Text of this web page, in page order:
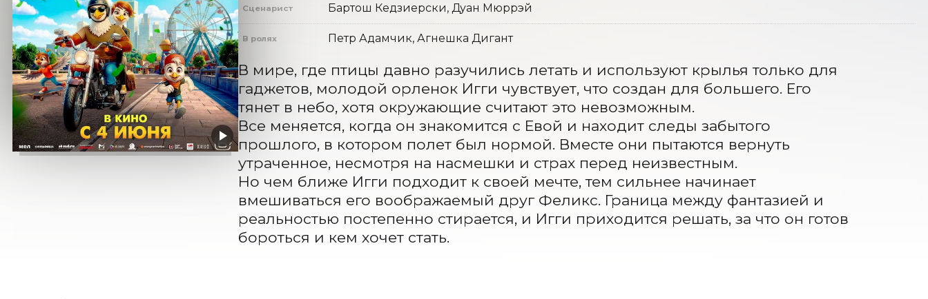
Сценарист Бартош Кедзиерски, Дуан Мюррэй
В ролях Петр Адамчик, Агнешка Дигант
В мире, где птицы давно разучились летать и используют крылья только для
гаджетов, молодой орленок Игги чувствует, что создан для большего. Его
тянет в небо, хотя окружающие считают это невозможным.
Все меняется, когда он знакомится с Евой и находит следы забытого
прошлого, в котором полет был нормой. Вместе они пытаются вернуть
утраченное, несмотря на насмешки и страх перед неизвестным.
Но чем ближе Игги подходит к своей мечте, тем сильнее начинает
вмешиваться его воображаемый друг Феликс. Граница между фантазией и
реальностью постепенно стирается, и Игги приходится решать, за что он готов
бороться и кем хочет стать.